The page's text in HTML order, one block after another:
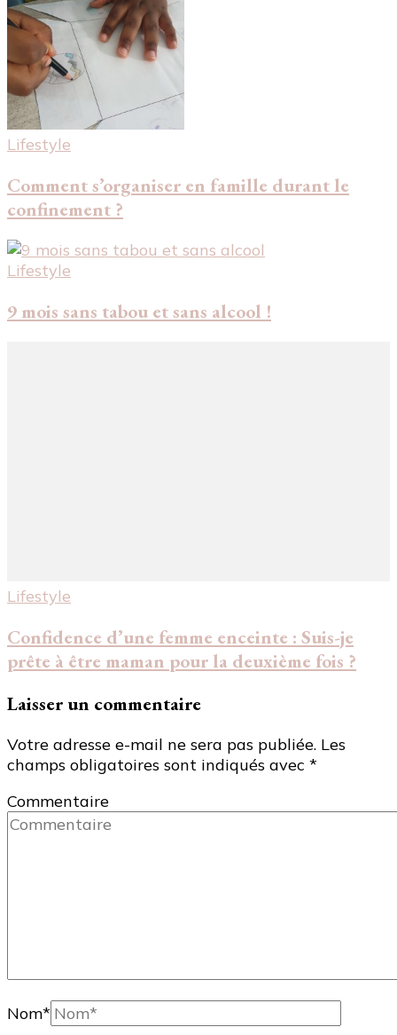
Lifestyle
Comment s’organiser en famille durant le
confinement ?
Lifestyle
9 mois sans tabou et sans alcool !
Lifestyle
Confidence d’une femme enceinte : Suis-je
prête à être maman pour la deuxième fois ?
Laisser un commentaire
Votre adresse e-mail ne sera pas publiée. Les
champs obligatoires sont indiqués avec *
Commentaire
Nom*